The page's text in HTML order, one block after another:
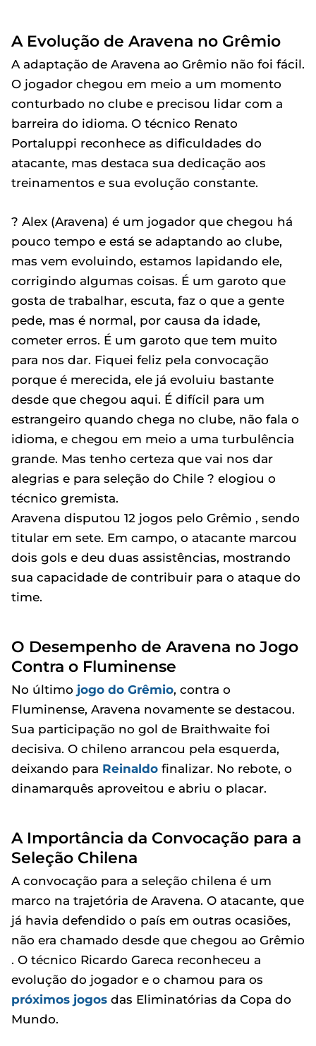
A Evolução de Aravena no Grêmio
A adaptação de Aravena ao Grêmio não foi fácil.
O jogador chegou em meio a um momento
conturbado no clube e precisou lidar com a
barreira do idioma. O técnico Renato
Portaluppi reconhece as dificuldades do
atacante, mas destaca sua dedicação aos
treinamentos e sua evolução constante.
? Alex (Aravena) é um jogador que chegou há
pouco tempo e está se adaptando ao clube,
mas vem evoluindo, estamos lapidando ele,
corrigindo algumas coisas. É um garoto que
gosta de trabalhar, escuta, faz o que a gente
pede, mas é normal, por causa da idade,
cometer erros. É um garoto que tem muito
para nos dar. Fiquei feliz pela convocação
porque é merecida, ele já evoluiu bastante
desde que chegou aqui. É difícil para um
estrangeiro quando chega no clube, não fala o
idioma, e chegou em meio a uma turbulência
grande. Mas tenho certeza que vai nos dar
alegrias e para seleção do Chile ? elogiou o
técnico gremista.
Aravena disputou 12 jogos pelo Grêmio , sendo
titular em sete. Em campo, o atacante marcou
dois gols e deu duas assistências, mostrando
sua capacidade de contribuir para o ataque do
time.
O Desempenho de Aravena no Jogo
Contra o Fluminense
No último jogo do Grêmio, contra o
Fluminense, Aravena novamente se destacou.
Sua participação no gol de Braithwaite foi
decisiva. O chileno arrancou pela esquerda,
deixando para Reinaldo finalizar. No rebote, o
dinamarquês aproveitou e abriu o placar.
A Importância da Convocação para a
Seleção Chilena
A convocação para a seleção chilena é um
marco na trajetória de Aravena. O atacante, que
já havia defendido o país em outras ocasiões,
não era chamado desde que chegou ao Grêmio
. O técnico Ricardo Gareca reconheceu a
evolução do jogador e o chamou para os
próximos jogos das Eliminatórias da Copa do
Mundo.